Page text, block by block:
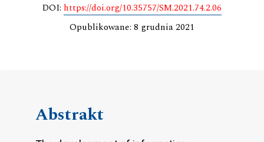
DOI: https://doi.org/10.35757/SM.2021.74.2.06
Opublikowane: 8 grudnia 2021
Abstrakt